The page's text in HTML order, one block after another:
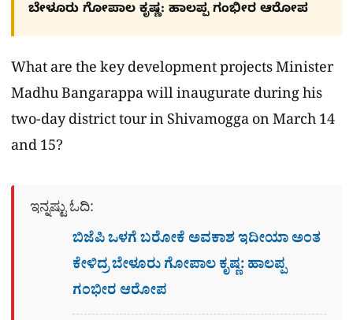
ಬೇಳೂರು ಗೋಪಾಲ ಕೃಷ್ಣ: ಹಾಲಪ್ಪ ಗಂಭೀರ ಆರೋಪ
What are the key development projects Minister
Madhu Bangarappa will inaugurate during his
two-day district tour in Shivamogga on March 14
and 15?
ಇನ್ನಷ್ಟು ಓದಿ:
ಬಿಜೆಪಿ ಒಳಗೆ ಬರೋಕೆ ಅವಕಾಶ ಇದೀಯಾ ಅಂತ
ಕೇಳಿದ್ರ ಬೇಳೂರು ಗೋಪಾಲ ಕೃಷ್ಣ: ಹಾಲಪ್ಪ
ಗಂಭೀರ ಆರೋಪ